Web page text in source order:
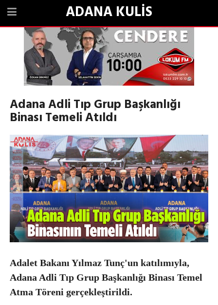
ADANA KULİS
Adana Adli Tıp Grup Başkanlığı
Binası Temeli Atıldı
Adalet Bakanı Yılmaz Tunç'un katılımıyla,
Adana Adli Tıp Grup Başkanlığı Binası Temel
Atma Töreni gerçekleştirildi.